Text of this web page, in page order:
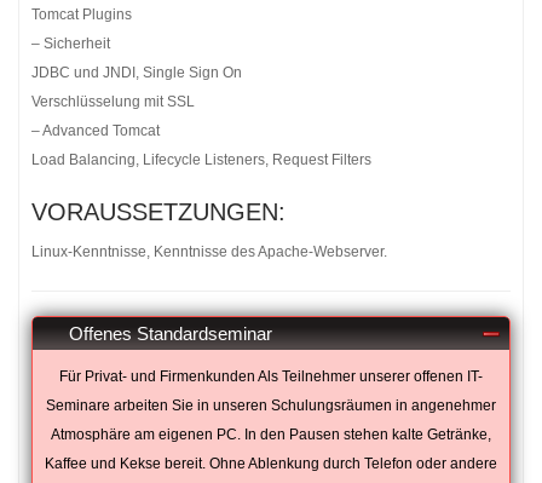
Tomcat Plugins
– Sicherheit
JDBC und JNDI, Single Sign On
Verschlüsselung mit SSL
– Advanced Tomcat
Load Balancing, Lifecycle Listeners, Request Filters
VORAUSSETZUNGEN:
Linux-Kenntnisse, Kenntnisse des Apache-Webserver.
Offenes Standardseminar
Für Privat- und Firmenkunden Als Teilnehmer unserer offenen IT-
Seminare arbeiten Sie in unseren Schulungsräumen in angenehmer
Atmosphäre am eigenen PC. In den Pausen stehen kalte Getränke,
Kaffee und Kekse bereit. Ohne Ablenkung durch Telefon oder andere